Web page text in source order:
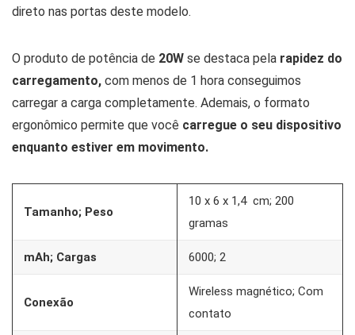
direto nas portas deste modelo.
O produto de potência de 20W se destaca pela rapidez do
carregamento, com menos de 1 hora conseguimos
carregar a carga completamente. Ademais, o formato
ergonômico permite que você carregue o seu dispositivo
enquanto estiver em movimento.
Tamanho; Peso
10 x 6 x 1,4 cm; 200
gramas
mAh; Cargas 6000; 2
Conexão
Wireless magnético; Com
contato